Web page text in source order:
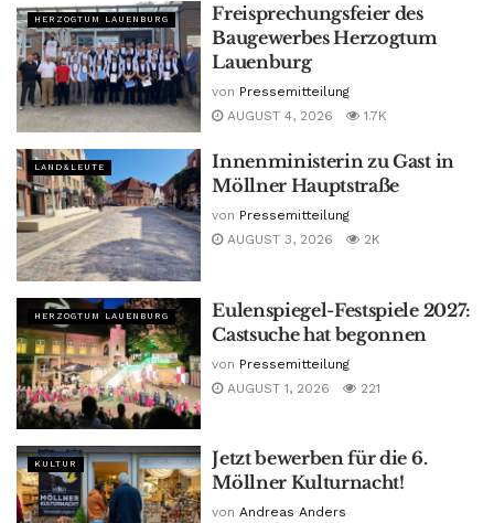
HERZOGTUM LAUENBURG
Freisprechungsfeier des
Baugewerbes Herzogtum
Lauenburg
von Pressemitteilung
AUGUST 4, 2026
1.7K
LAND&LEUTE
Innenministerin zu Gast in
Möllner Hauptstraße
von Pressemitteilung
AUGUST 3, 2026
2K
HERZOGTUM LAUENBURG
Eulenspiegel-Festspiele 2027:
Castsuche hat begonnen
von Pressemitteilung
AUGUST 1, 2026
221
KULTUR
Jetzt bewerben für die 6.
Möllner Kulturnacht!
von Andreas Anders